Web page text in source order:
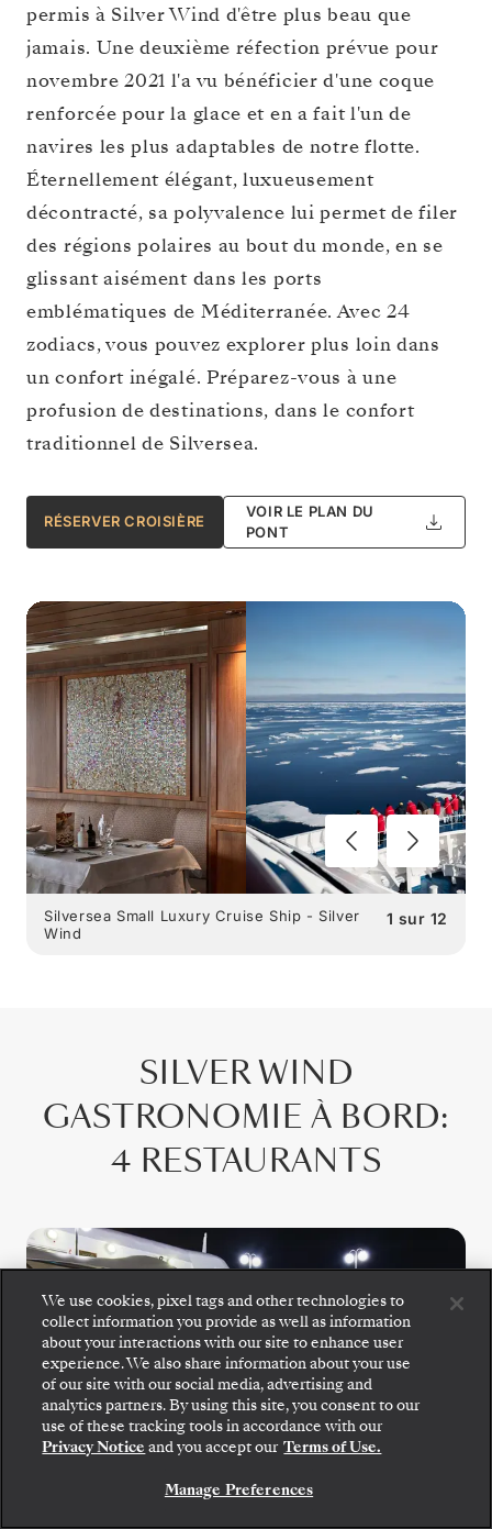
permis à Silver Wind d'être plus beau que
jamais. Une deuxième réfection prévue pour
novembre 2021 l'a vu bénéficier d'une coque
renforcée pour la glace et en a fait l'un de
navires les plus adaptables de notre flotte.
Éternellement élégant, luxueusement
décontracté, sa polyvalence lui permet de filer
des régions polaires au bout du monde, en se
glissant aisément dans les ports
emblématiques de Méditerranée. Avec 24
zodiacs, vous pouvez explorer plus loin dans
un confort inégalé. Préparez-vous à une
profusion de destinations, dans le confort
traditionnel de Silversea.
RÉSERVER CROISIÈRE
VOIR LE PLAN DU
PONT
1 sur 12
Silversea Small Luxury Cruise Ship - Silver
Wind
SILVER WIND
GASTRONOMIE À BORD:
4 RESTAURANTS
Montez à bord : choisissez votre suite et consultez
les tarifs et les prestations incluses avant de
confirmer votre voyage avec Silversea en toute
sécurité.
RÉSERVEZ VOTRE SUITE
We use cookies, pixel tags and other technologies to
collect information you provide as well as information
about your interactions with our site to enhance user
experience. We also share information about your use
of our site with our social media, advertising and
analytics partners. By using this site, you consent to our
use of these tracking tools in accordance with our
Privacy Notice and you accept our Terms of Use.
Manage Preferences